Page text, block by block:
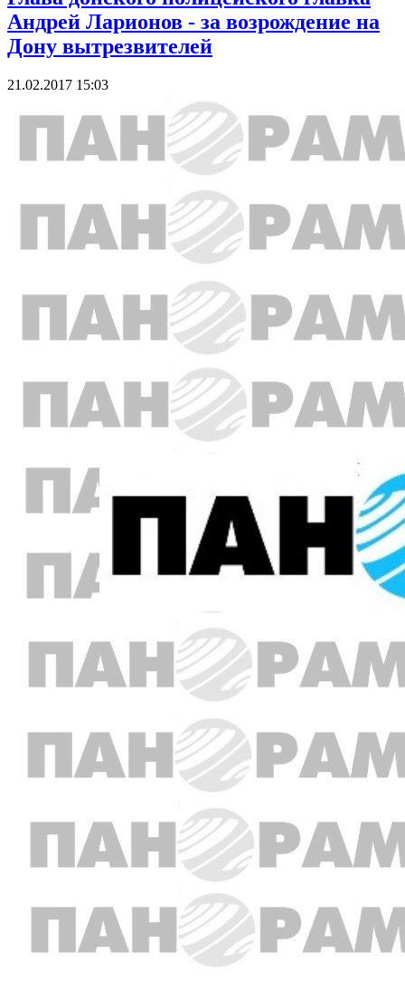
Андрей Ларионов - за возрождение на
Дону вытрезвителей
21.02.2017 15:03